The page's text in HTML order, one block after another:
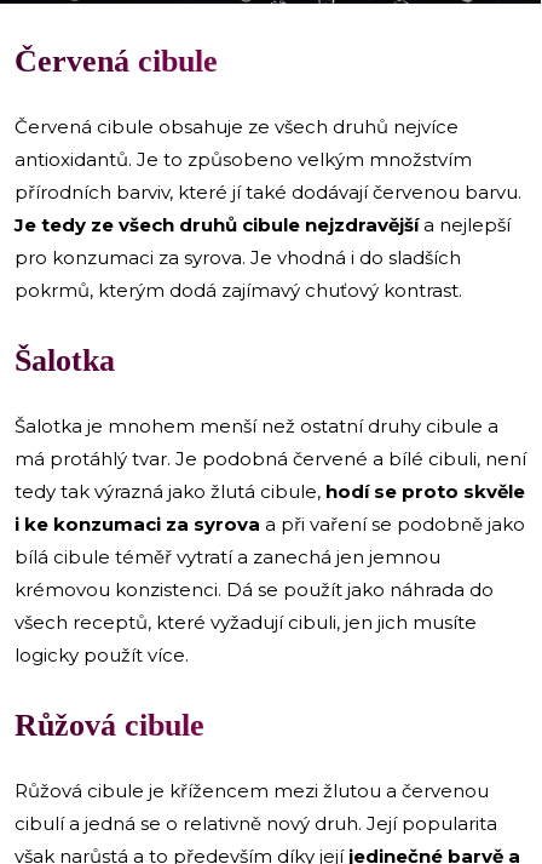
Červená cibule
Červená cibule obsahuje ze všech druhů nejvíce
antioxidantů. Je to způsobeno velkým množstvím
přírodních barviv, které jí také dodávají červenou barvu.
Je tedy ze všech druhů cibule nejzdravějšía nejlepší
pro konzumaci za syrova. Je vhodná i do sladších
pokrmů, kterým dodá zajímavý chuťový kontrast.
Šalotka
Šalotka je mnohem menší než ostatní druhy cibule a
má protáhlý tvar. Je podobná červené a bílé cibuli, není
tedy tak výrazná jako žlutá cibule, hodí se proto skvěle
i ke konzumaci za syrova a při vaření se podobně jako
bílá cibule téměř vytratí a zanechá jen jemnou
krémovou konzistenci. Dá se použít jako náhrada do
všech receptů, které vyžadují cibuli, jen jich musíte
logicky použít více.
Růžová cibule
Růžová cibule je křížencem mezi žlutou a červenou
cibulí a jedná se o relativně nový druh. Její popularita
však narůstá a to především díky její jedinečné barvě a